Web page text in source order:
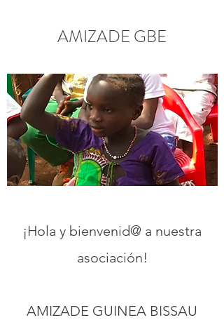
AMIZADE GBE
¡Hola y bienvenid@ a nuestra
asociación!
AMIZADE GUINEA BISSAU